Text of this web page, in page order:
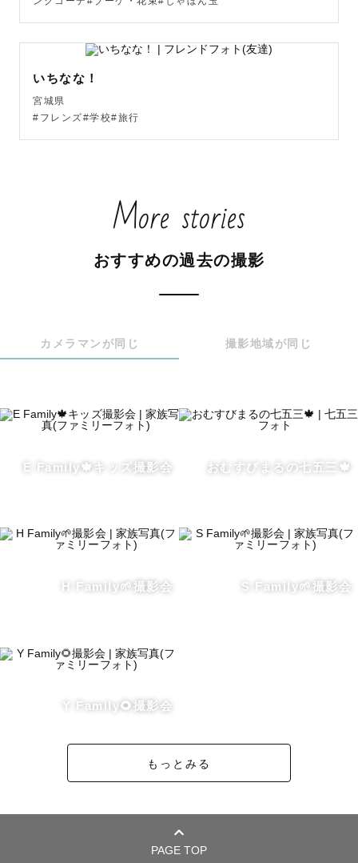
【ご予約後から納品までの流れ】
撮りたい雰囲気や場所などご希望のヒアリング、ご提案
（ご希望があればzoomでの打ち合わせも可能です）
💭「おしゃれな雰囲気がいい」「韓国フォトっぽくした
気はどんどん叶えましょう！
【自己紹介】
本名は ”つき” といいます。学生時代、たった一人から呼ば
京都府出身、福井に来て10年目になる２7歳です。
趣味はたくさん、歌うこと、読書、韓ドラ、スノボ🏂...
ったり、スキューバダイビング🤿のライセンスを取った
写真を本格的に学び始めたのは、友人のウェディングフォ
ト撮影を頼まれたことがきっかけでした。
いちなな！
宮城県
#フレンズ#学校#旅行
More stories
おすすめの過去の撮影
カメラマンが同じ 撮影地域が同じ
E Family🍁キッズ撮影会 おむすびまるの七五三🍁
H Family🌱撮影会 S Family🌱撮影会
Y Family🌻撮影会
もっとみる
PAGE TOP